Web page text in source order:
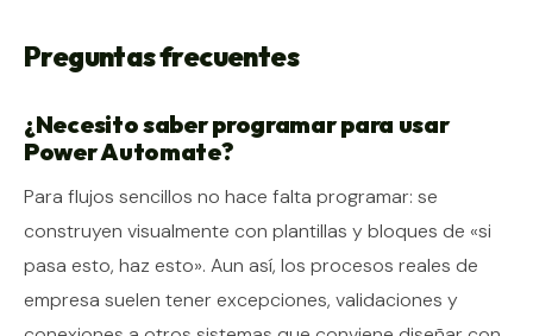
Preguntas frecuentes
¿Necesito saber programar para usar
Power Automate?
Para flujos sencillos no hace falta programar: se
construyen visualmente con plantillas y bloques de «si
pasa esto, haz esto». Aun así, los procesos reales de
empresa suelen tener excepciones, validaciones y